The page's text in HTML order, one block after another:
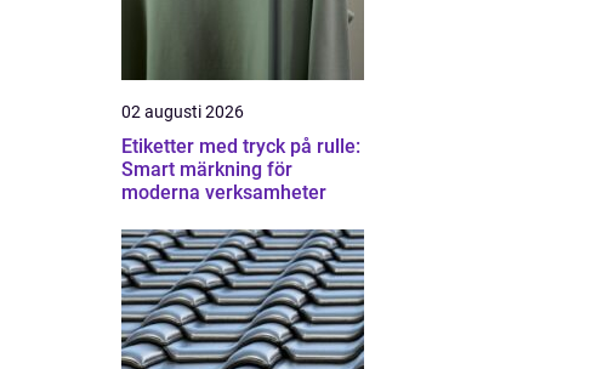
02 augusti 2026
Etiketter med tryck på rulle:
Smart märkning för
moderna verksamheter